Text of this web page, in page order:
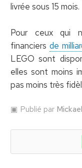
livrée sous 15 mois.
Pour ceux qui
financiers de
LEGO sont
elles sont moins
pas moins très
Publié par Mickael